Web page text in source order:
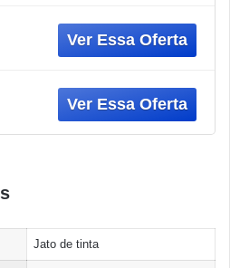
Jato de tinta